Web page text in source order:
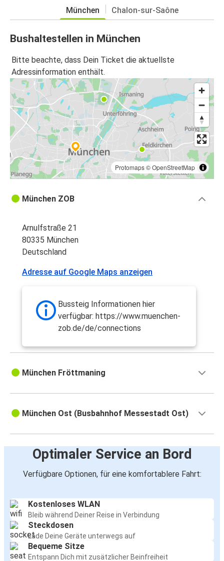
München Chalon-sur-Saône
Bushaltestellen in München
Bitte beachte, dass Dein Ticket die aktuellste
Adressinformation enthält.
Protomaps©OpenStreetMap
München ZOB
Arnulfstraße 21
80335 München
Deutschland
Adresse auf Google Maps anzeigen
Bussteig Informationen hier
verfügbar: https://www.muenchen-
zob.de/de/connections
München Fröttmaning
München Ost (Busbahnhof Messestadt Ost)
Optimaler Service an Bord
Verfügbare Optionen, für eine komfortablere Fahrt:
Kostenloses WLAN
Bleib während Deiner Reise in Verbindung
Steckdosen
Lade Deine Geräte unterwegs auf
Bequeme Sitze
Entspann Dich mit zusätzlicher Beinfreiheit